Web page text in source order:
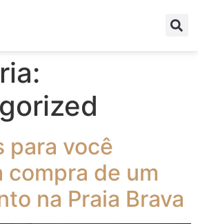
para você
compra de um
na Praia Brava